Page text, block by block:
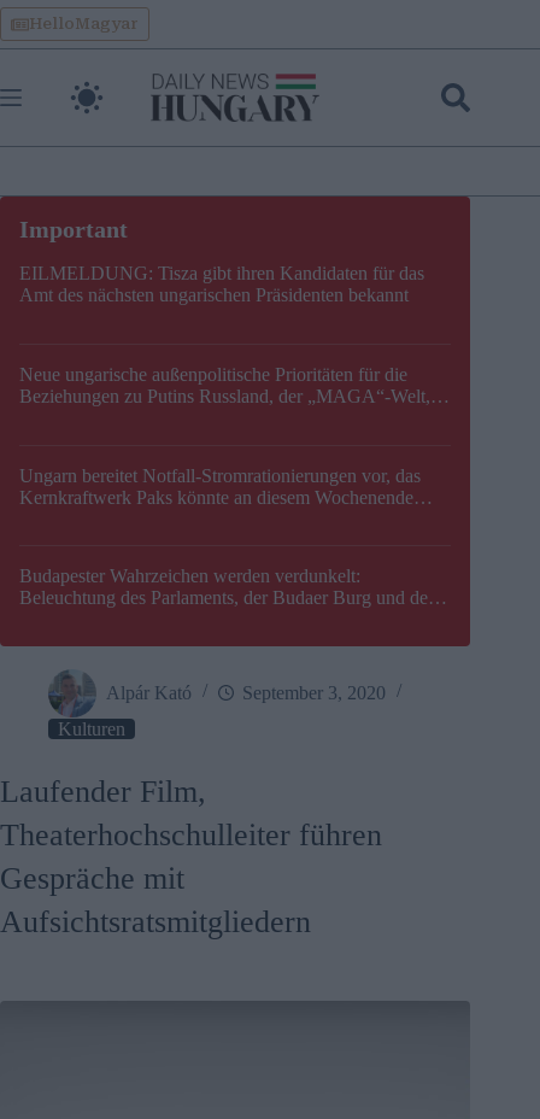
Skip
to
content
HelloMagyar
EILMELDUNG: Tisza gibt ihren Kandidaten für das
Amt des nächsten ungarischen Präsidenten bekannt
Neue ungarische außenpolitische Prioritäten für die
Beziehungen zu Putins Russland, der „MAGA“-Welt,
Ungarn bereitet Notfall-Stromrationierungen vor, das
Kernkraftwerk Paks könnte an diesem Wochenende
Budapester Wahrzeichen werden verdunkelt:
Beleuchtung des Parlaments, der Budaer Burg und der
Alpár Kató
September 3, 2020
Kulturen
Laufender Film,
Theaterhochschulleiter führen
Gespräche mit
Aufsichtsratsmitgliedern